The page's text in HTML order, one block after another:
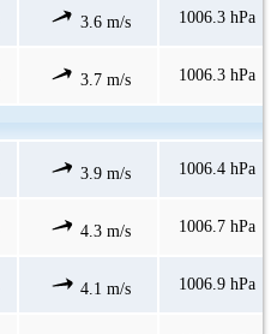
3.6 m/s 1006.3 hPa
3.7 m/s 1006.3 hPa
3.9 m/s 1006.4 hPa
4.3 m/s 1006.7 hPa
4.1 m/s 1006.9 hPa